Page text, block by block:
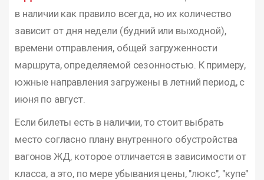
в наличии как правило всегда, но их количество
зависит от дня недели (будний или выходной),
времени отправления, общей загруженности
маршрута, определяемой сезонностью. К примеру,
южные направления загружены в летний период, с
июня по август.
Если билеты есть в наличии, то стоит выбрать
место согласно плану внутренного обустройства
вагонов ЖД, которое отличается в зависимости от
класса, а это, по мере убывания цены, "люкс", "купе"